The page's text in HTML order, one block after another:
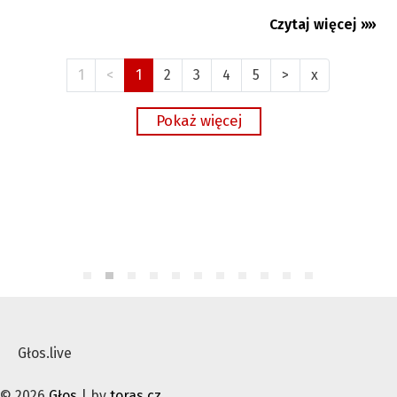
06.08.2026
Czytaj więcej »»
1 < 1 2 3 4 5 > x
Głos.live